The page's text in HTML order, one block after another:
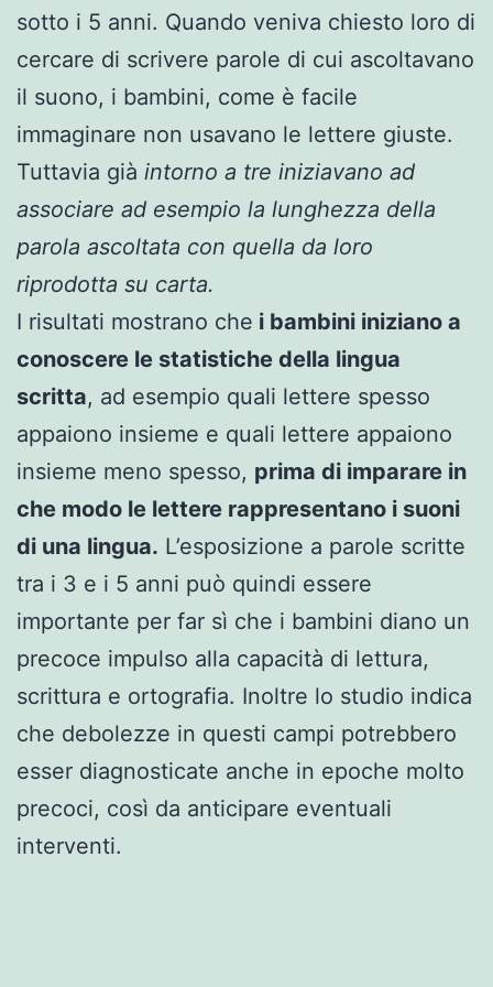
sotto i 5 anni. Quando veniva chiesto loro di
cercare di scrivere parole di cui ascoltavano
il suono, i bambini, come è facile
immaginare non usavano le lettere giuste.
Tuttavia già intorno a tre iniziavano ad
associare ad esempio la lunghezza della
parola ascoltata con quella da loro
riprodotta su carta.
I risultati mostrano che i bambini iniziano a
conoscere le statistiche della lingua
scritta, ad esempio quali lettere spesso
appaiono insieme e quali lettere appaiono
insieme meno spesso, prima di imparare in
che modo le lettere rappresentano i suoni
di una lingua. L’esposizione a parole scritte
tra i 3 e i 5 anni può quindi essere
importante per far sì che i bambini diano un
precoce impulso alla capacità di lettura,
scrittura e ortografia. Inoltre lo studio indica
che debolezze in questi campi potrebbero
esser diagnosticate anche in epoche molto
precoci, così da anticipare eventuali
interventi.